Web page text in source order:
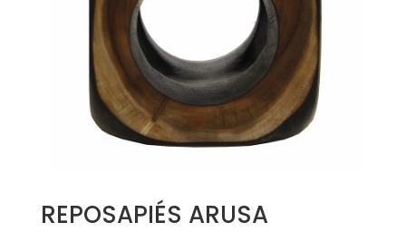
REPOSAPIÉS ARUSA